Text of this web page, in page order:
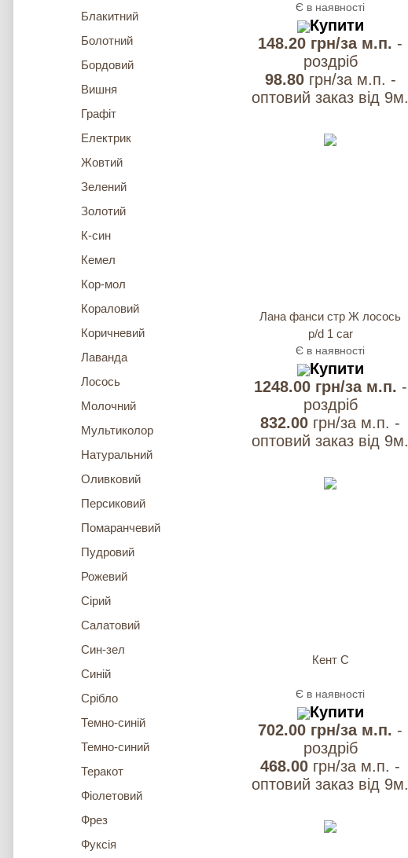
Блакитний
Болотний
Бордовий
Вишня
Графіт
Електрик
Жовтий
Зелений
Золотий
К-син
Кемел
Кор-мол
Кораловий
Коричневий
Лаванда
Лосось
Молочний
Мультиколор
Натуральний
Оливковий
Персиковий
Помаранчевий
Пудровий
Рожевий
Сірий
Салатовий
Син-зел
Синій
Срібло
Темно-синій
Темно-синий
Теракот
Фіолетовий
Фрез
Фуксія
Є в наявності
Купити
148.20 грн/за м.п. -
роздрiб
98.80 грн/за м.п. -
оптовий заказ вiд 9м.
Лана фанси стр Ж лосось
p/d 1 car
Є в наявності
Купити
1248.00 грн/за м.п. -
роздрiб
832.00 грн/за м.п. -
оптовий заказ вiд 9м.
Кент С
Є в наявності
Купити
702.00 грн/за м.п. -
роздрiб
468.00 грн/за м.п. -
оптовий заказ вiд 9м.